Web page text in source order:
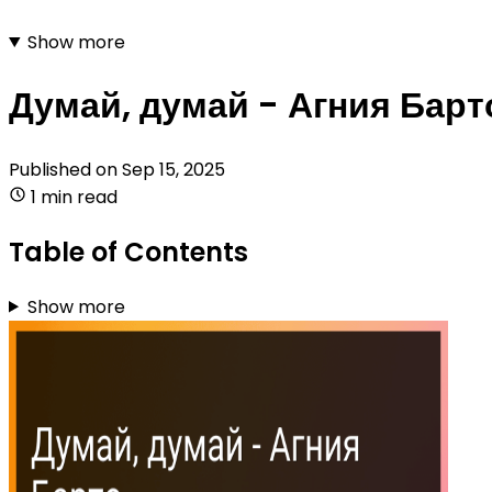
Show more
Думай, думай - Агния
Published onSep 15, 2025
1 min read
Table of Contents
Show more